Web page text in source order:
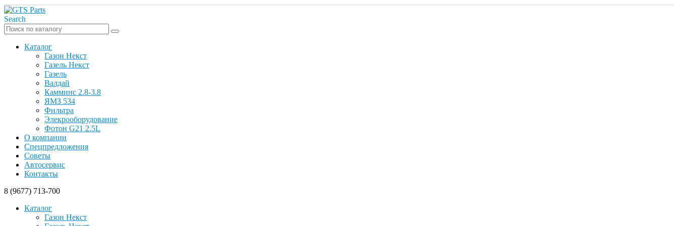
Search
Каталог
Газон Некст
Газель Некст
Газель
Валдай
Камминс 2.8-3.8
ЯМЗ 534
Фильтра
Элекрооборудование
Фотон G21 2.5L
О компании
Спецпредложения
Советы
Автосервис
Контакты
8 (9677) 713-700
Каталог
Газон Некст